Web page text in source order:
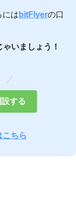
には bitFlyerの口
いましょう！
する
ちら